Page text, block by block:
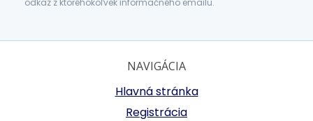
odkaz z ktoréhokoľvek informačného emailu.
NAVIGÁCIA
Hlavná stránka
Registrácia